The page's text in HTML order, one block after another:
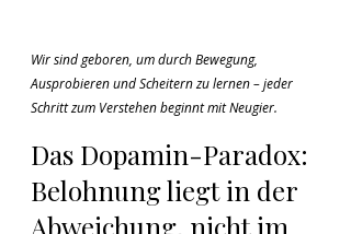
Wir sind geboren, um durch Bewegung,
Ausprobieren und Scheitern zu lernen – jeder
Schritt zum Verstehen beginnt mit Neugier.
Das Dopamin-Paradox:
Belohnung liegt in der
Abweichung, nicht im